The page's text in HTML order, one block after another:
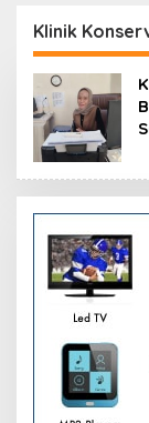
Pabrik
Kaltim
Klinik